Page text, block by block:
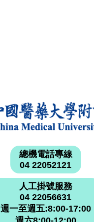
總機電話專線
04 22052121
人工掛號服務
04 22056631
週一至週五:8:00-17:00